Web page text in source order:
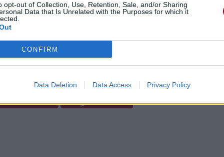
opt-out of Collection, Use, Retention, Sale, and/or Sharing
Data that Is Unrelated with the Purposes for which it
CONFIRM
Data Deletion Data Access Privacy Policy
traduction Corriger une erreur